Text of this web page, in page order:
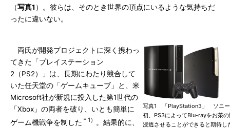
（写真1 ）。彼らは、そのとき世界の頂点にいるような気持ちだ
ったに違いない。
写真1 「PlayStation3」 ソニー
初、PS3によってBlu-rayをお茶
浸透させることができると期待し
両氏が開発プロジェクトに深く携わっ
てきた「プレイステーション
2（PS2）」は、長期にわたり競合して
いた任天堂の「ゲームキューブ」と、米
Microsoft社が新規に投入した第1世代の
「Xbox」の両者を破り、いとも簡単に
ゲーム機戦争を制した ＊1）
。結果的に、